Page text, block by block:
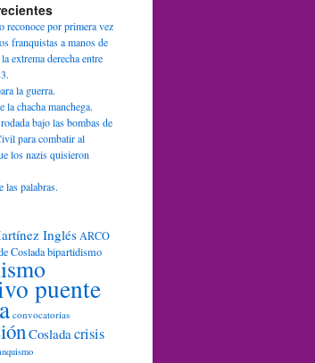
reconoce por primera vez
franquistas a manos de
extrema derecha entre
la guerra.
la chacha manchega.
bajo las bombas de
para combatir al
los nazis quisieron
las palabras.
Inglés ARCO
Cosladabipartidismo
puente
convocatorias
Cosladacrisis